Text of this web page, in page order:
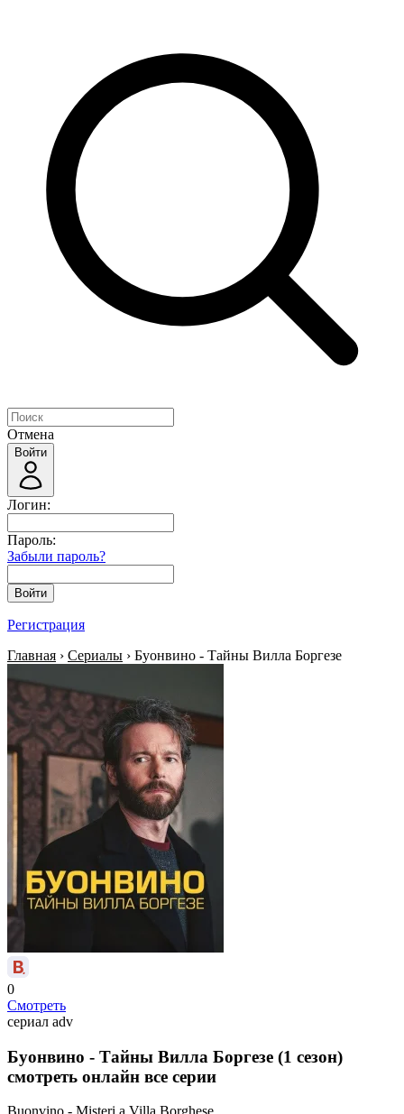
Отмена
Войти
Логин:
Пароль:
Забыли пароль?
Войти
Регистрация
Главная › Сериалы › Буонвино - Тайны Вилла Боргезе
0
Смотреть
сериал adv
Буонвино - Тайны Вилла Боргезе (1 сезон)
смотреть онлайн все серии